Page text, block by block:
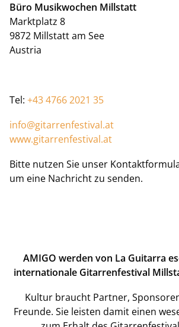
Büro Musikwochen Millstatt
Marktplatz 8
9872 Millstatt am See
Austria
Tel: +43 4766 2021 35
info@gitarrenfestival.at
www.gitarrenfestival.at
Bitte nutzen Sie unser
um eine Nachricht zu senden.
AMIGO werden von La Guitarra
internationale Gitarrenfestival
Kultur braucht Partner,
Freunde. Sie leisten damit einen